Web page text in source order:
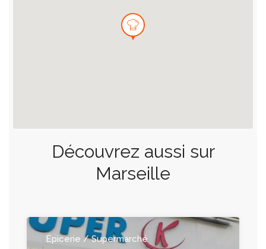
Découvrez aussi sur
Marseille
Épicerie / Supermarché